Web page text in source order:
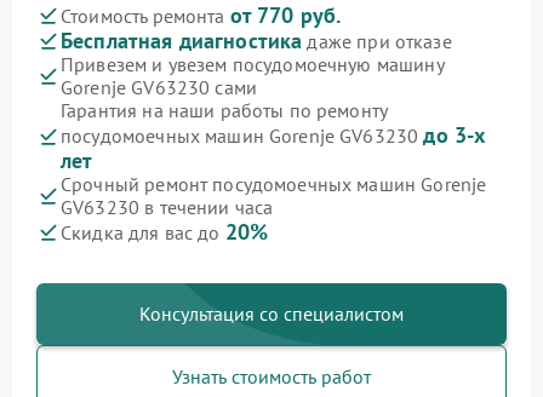
Стоимость ремонта от 770 руб.
Бесплатная диагностика даже при отказе
Привезем и увезем посудомоечную машину
Gorenje GV63230 сами
Гарантия на наши работы по ремонту
посудомоечных машин Gorenje GV63230до 3-х
лет
Срочный ремонт посудомоечных машин Gorenje
GV63230 в течении часа
Скидка для вас до 20%
Консультация со специалистом
Узнать стоимость работ